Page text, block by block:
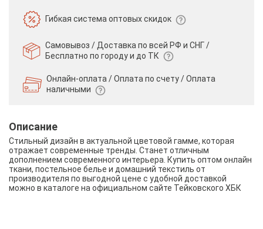
Гибкая системаоптовых скидок
Самовывоз / Доставка по всей РФ и СНГ /
Бесплатно по городу и до ТК
Онлайн-оплата / Оплата по счету /Оплата
наличными
Описание
Стильный дизайн в актуальной цветовой гамме, которая
отражает современные тренды. Станет отличным
дополнением современного интерьера. Купить оптом онлайн
ткани, постельное белье и домашний текстиль от
производителя по выгодной цене с удобной доставкой
можно в каталоге на официальном сайте Тейковского ХБК